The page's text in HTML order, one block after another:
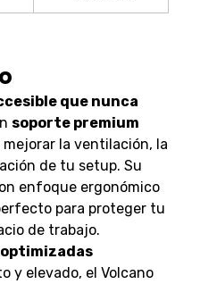
que nunca
soporte premium
mejorar la ventilación, la
de tu setup. Su
enfoque ergonómico
para proteger tu
de trabajo.
y elevado, el Volcano